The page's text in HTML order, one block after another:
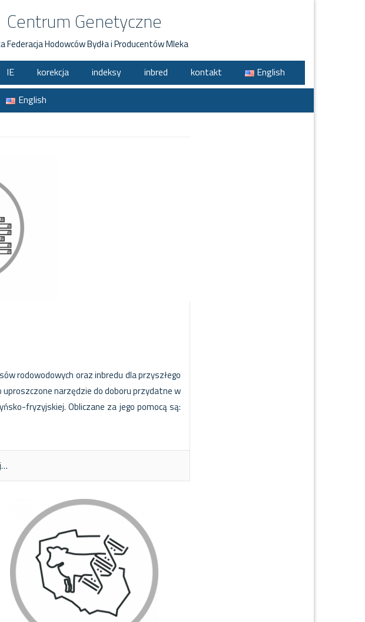
Centrum Genetyczne
Federacja Hodowców Bydła i Producentów Mleka
IE korekcja indeksy inbred kontakt
English
English
rodowodowych oraz inbredu dla przyszłego
narzędzie do doboru przydatne w
fryzyjskiej. Obliczane za jego pomocą są: